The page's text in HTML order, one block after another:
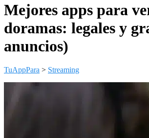
Mejores apps para
doramas: legales y
anuncios)
TuAppPara > Streaming